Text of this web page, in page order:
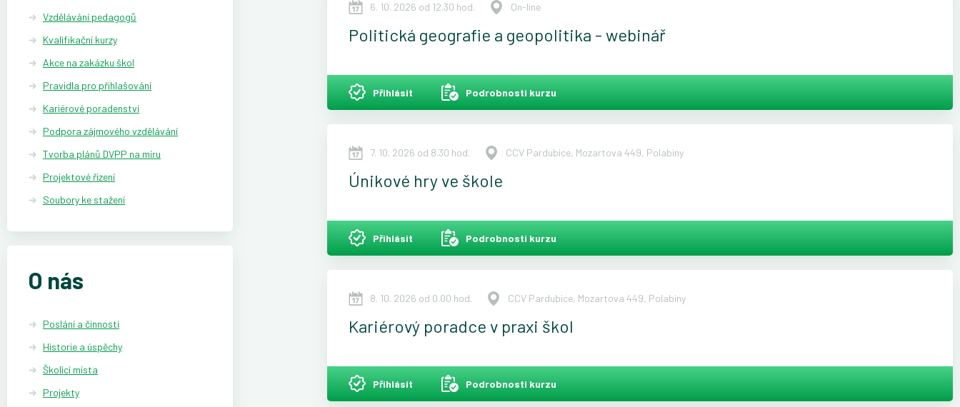
Vzdělávání pedagogů
Kvalifikační kurzy
Akce na zakázku škol
Pravidla pro přihlašování
Kariérové poradenství
Podpora zájmového vzdělávání
Tvorba plánů DVPP na míru
Projektové řízení
Soubory ke stažení
O nás
Poslání a činnosti
Historie a úspěchy
Školicí místa
Projekty
6. 10. 2026 od 12.30 hod. On-line
Politická geografie a geopolitika - webinář
Přihlásit Podrobnosti kurzu
7. 10. 2026 od 8.30 hod. CCV Pardubice, Mozartova 449, Polabiny
Únikové hry ve škole
Přihlásit Podrobnosti kurzu
8. 10. 2026 od 0.00 hod. CCV Pardubice, Mozartova 449, Polabiny
Kariérový poradce v praxi škol
Přihlásit Podrobnosti kurzu